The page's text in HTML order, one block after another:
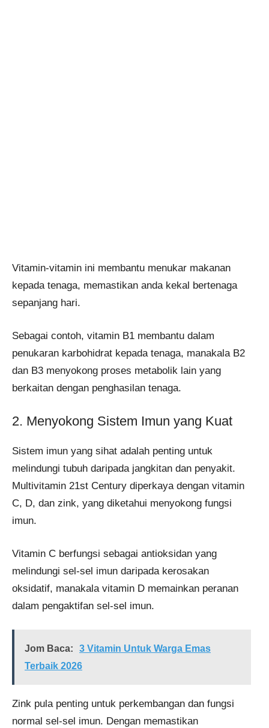
Vitamin-vitamin ini membantu menukar makanan
kepada tenaga, memastikan anda kekal bertenaga
sepanjang hari.
Sebagai contoh, vitamin B1 membantu dalam
penukaran karbohidrat kepada tenaga, manakala B2
dan B3 menyokong proses metabolik lain yang
berkaitan dengan penghasilan tenaga.
2. Menyokong Sistem Imun yang Kuat
Sistem imun yang sihat adalah penting untuk
melindungi tubuh daripada jangkitan dan penyakit.
Multivitamin 21st Century diperkaya dengan vitamin
C, D, dan zink, yang diketahui menyokong fungsi
imun.
Vitamin C berfungsi sebagai antioksidan yang
melindungi sel-sel imun daripada kerosakan
oksidatif, manakala vitamin D memainkan peranan
dalam pengaktifan sel-sel imun.
Jom Baca:
3 Vitamin Untuk Warga Emas
Terbaik 2026
Zink pula penting untuk perkembangan dan fungsi
normal sel-sel imun. Dengan memastikan